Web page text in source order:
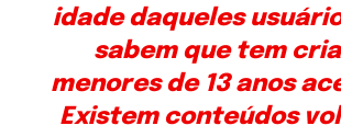
idade daqueles
sabem que tem
menores de 13 anos
Existem conteúdos